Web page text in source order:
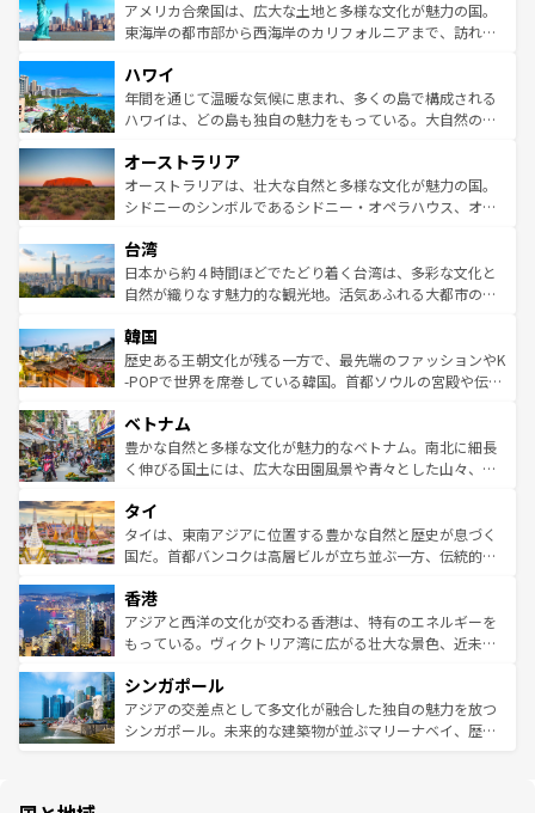
博物館もあり、アルプス観光だけでなく町歩きも満喫する
ことができる。国民の所得が高いため物価も高いが、旅行
ば市内交通費無料で観光を楽しむこともできる。 なお、新
着のスイス情報はコンテンツ一覧 を参照してほしい。
アメリカ合衆国は、広大な土地と多様な文化が魅力の国。
東海岸の都市部から西海岸のカリフォルニアまで、訪れる
のような巨大都市は、観光、ショッピング、エンターテイ
ンメントが詰まった刺激的なスポットだ。一方、アメリカ
西部には大自然が広がり、グランドキャニオンやイエロー
部のニューオーリンズでは、音楽と美食が融合した独特の
文化が魅力。旅行者はアメリカの各地域で異なる魅力を楽
しみながら、その多様性と豊かな歴史を感じることができ
ならではの贅沢な旅のスタイルだ。 なお、新着のアメリカ
情報はコンテンツ一覧を参照してほしい。
ハワイ
年間を通じて温暖な気候に恵まれ、多くの島で構成される
ハワイは、どの島も独自の魅力をもっている。大自然の神
ワイ島は見逃せない。また、定番の観光地といえばオアフ
島だが、静かな自然を求めるならマウイ島やカウアイ島が
おすすめ。エメラルドグリーンに輝く海をはじめ、豊かな
れるおもてなしの心で訪れる人々を迎えてくれるハワイの
人々、おいしいローカルフードやハワイアンミュージッ
ク、伝統的なフラダンスなど、すべてがハワイの魅力を彩
ワイを、存分に味わってほしい。 なお、新着のハワイ情報
はコンテンツ一覧を参照してほしい。
オーストラリア
オーストラリアは、壮大な自然と多様な文化が魅力の国。
シドニーのシンボルであるシドニー・オペラハウス、オー
リアリーフや大陸中央部にそびえるウルル（エアーズロッ
ク）、タスマニアの美しい原生林やケアンズの熱帯雨林な
ど、見どころがたくさん。また、カフェやワイン、オージ
いる。アクティビティも充実しており、サーフィンやダイ
ビング、ハイキングなど、アウトドア好きにはたまらな
い。オーストラリアの多彩な魅力を存分に味わいつくそ
参照してほしい。
台湾
日本から約４時間ほどでたどり着く台湾は、多彩な文化と
自然が織りなす魅力的な観光地。活気あふれる大都市の台
ン）、静ひつな山岳地帯である台湾東部など、都市の喧騒
と山間の静けさが共存しており、訪れる人に新しい発見と
驚きをもたらしてくれる。また、奥深い台湾の食文化も魅
容にもいいと評判のスイーツなど、バラエティ豊かな料理
が味わえる。 なお、新着の台湾情報は コンテンツ一覧を参
照してほしい。
韓国
歴史ある王朝文化が残る一方で、最先端のファッションやK
-POPで世界を席巻している韓国。首都ソウルの宮殿や伝統
き、地方に足を延ばせば四季折々の自然美を楽しむことが
できる。そして、キムチや焼肉、絶品のストリートフード
まで、さまざまな韓国料理が待っている。夜には、韓国な
リティに包まれながら、韓国の多彩な魅力を心ゆくまで味
わってみてほしい。 なお、新着の韓国情報はコンテンツ一
覧を参照してほしい。
ベトナム
豊かな自然と多様な文化が魅力的なベトナム。南北に細長
く伸びる国土には、広大な田園風景や青々とした山々、世
急速な発展と共に伝統が息づく。ハノイの古い町並みやホ
ーチミン市のフランス統治時代の建物も、独特の雰囲気を
醸し出している。また、バラエティの豊かさとおいしさで
とつ。フォーやバインミー、ベトナムコーヒーなどは、ぜ
ひ現地で味わいたい。どの地域を訪れてもあたたかい人々
が旅行者を迎えてくれるので、きっと忘れられない旅にな
参照してほしい。
タイ
タイは、東南アジアに位置する豊かな自然と歴史が息づく
国だ。首都バンコクは高層ビルが立ち並ぶ一方、伝統的な
の活気が交差している。北部ではチェンマイなどの山岳地
帯で自然と触れ合い、南部ではプーケットやクラビの美し
いビーチでリゾート気分を楽しむことができる。タイ料理
激する。気候は一年中温暖で、どの季節にも異なる楽しみ
が待っている。親しみやすいタイの人々、仏教を中心とし
た文化、そして多様な観光資源が、訪れる旅人を魅了し続
香港
アジアと西洋の文化が交わる香港は、特有のエネルギーを
もっている。ヴィクトリア湾に広がる壮大な景色、近未来
み、どこを訪れても感動するはず。観光スポットが密集し
ており、効率よく見どころを回れるのも魅力。息をのむよ
うな絶景から文化的な体験まで、香港を存分に楽しみ尽く
シンガポール
アジアの交差点として多文化が融合した独自の魅力を放つ
シンガポール。未来的な建築物が並ぶマリーナベイ、歴史